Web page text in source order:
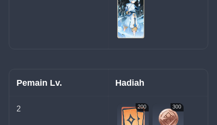
Pemain Lv. Hadiah
2 200 300